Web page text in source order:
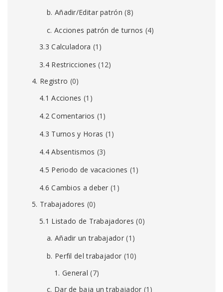
b. Añadir/Editar patrón (8)
c. Acciones patrón de turnos (4)
3.3 Calculadora (1)
3.4 Restricciones (12)
4. Registro (0)
4.1 Acciones (1)
4.2 Comentarios (1)
4.3 Turnos y Horas (1)
4.4 Absentismos (3)
4.5 Periodo de vacaciones (1)
4.6 Cambios a deber (1)
5. Trabajadores (0)
5.1 Listado de Trabajadores (0)
a. Añadir un trabajador(1)
b. Perfil del trabajador (10)
1. General (7)
c. Dar de baja un trabajador (1)